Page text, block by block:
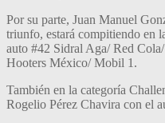
Por su parte, Juan Manuel
triunfo, estará compitiendo en
auto #42 Sidral Aga/ Red
Hooters México/ Mobil 1.
También en la categoría
Rogelio Pérez Chavira con el